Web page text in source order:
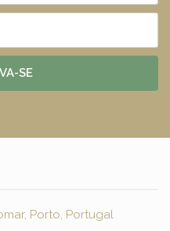
SE
Porto, Portugal